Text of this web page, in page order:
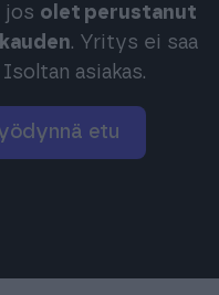
jos olet perustanut
. Yritys ei saa
asiakas.
etu